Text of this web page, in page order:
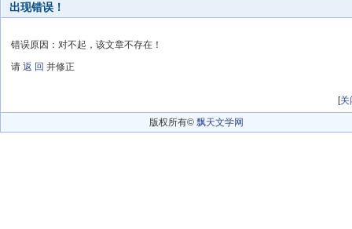
出现错误！
错误原因：对不起，该文章不存在！
请 返 回 并修正
[关
版权所有© 飘天文学网